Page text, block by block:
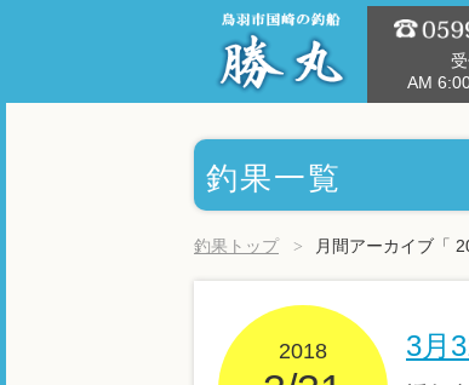
AM
釣果一覧
釣果トップ 月間アーカイブ「
2018 3月